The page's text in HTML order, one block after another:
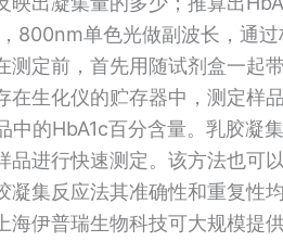
800nm单色光做副波长，通
测定前，首先用随试剂盒一起
在生化仪的贮存器中，测定样
中的HbA1c百分含量。乳胶凝
品进行快速测定。该方法也可
凝集反应法其准确性和重复性
海伊普瑞生物科技可大规模提